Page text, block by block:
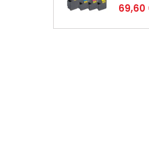
Preço
69,60